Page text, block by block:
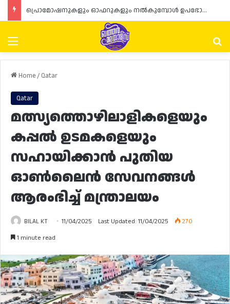
പ്രൊമോഷനുകളും ഓഫറുകളും നൽകുമ്പോൾ ഉപഭോക്താക്കളുടെ അവകാശങ്ങൾ ഉറപ്പാക്കണമെന്ന് ഖത്തർ വാണിജ്യ വ്യവസായ മന്ത്രാലയത്തിന്റെ (MoCI) നിർദ്ദേശം
Menu
Home/ Qatar
Qatar
മത്സ്യത്തൊഴിലാളികളെയും
കപ്പൽ ഉടമകളെയും
സഹായിക്കാൻ പുതിയ
ഓൺലൈൻ സേവനങ്ങൾ
ആരംഭിച്ച് മന്ത്രാലയം
BILAL KT 11/04/2025 Last Updated: 11/04/2025
270
1 minute read